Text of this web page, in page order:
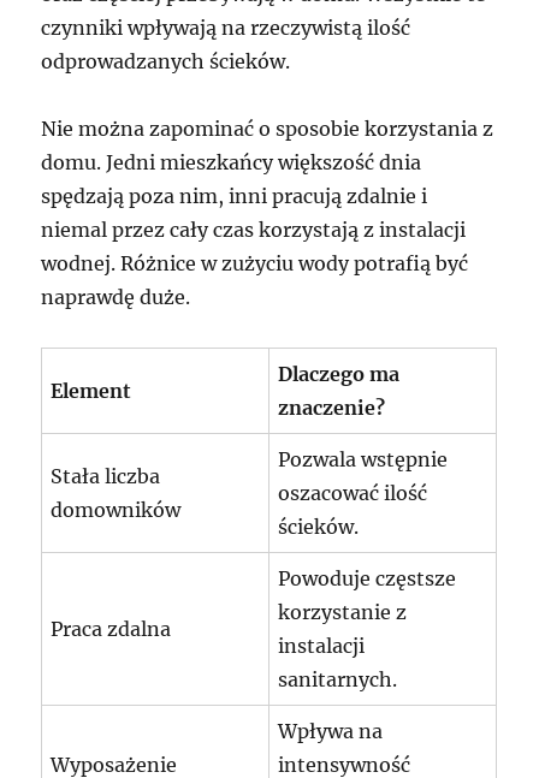
czynniki wpływają na rzeczywistą ilość
odprowadzanych ścieków.
Nie można zapominać o sposobie korzystania z
domu. Jedni mieszkańcy większość dnia
spędzają poza nim, inni pracują zdalnie i
niemal przez cały czas korzystają z instalacji
wodnej. Różnice w zużyciu wody potrafią być
naprawdę duże.
Element
Dlaczego ma
znaczenie?
Stała liczba
domowników
Pozwala wstępnie
oszacować ilość
ścieków.
Praca zdalna
Powoduje częstsze
korzystanie z
instalacji
sanitarnych.
Wyposażenie
Wpływa na
intensywność